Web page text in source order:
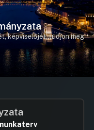
képviselőjét, tudjon meg